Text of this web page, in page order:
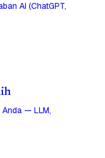
AI (ChatGPT,
Anda — LLM,